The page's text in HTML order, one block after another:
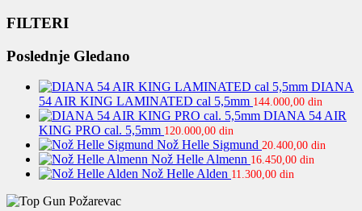
FILTERI
Poslednje Gledano
DIANA
54 AIR KING LAMINATED cal 5,5mm 144.000,00 din
DIANA 54 AIR
KING PRO cal. 5,5mm 120.000,00 din
Nož Helle Sigmund 20.400,00 din
Nož Helle Almenn 16.450,00 din
Nož Helle Alden 11.300,00 din